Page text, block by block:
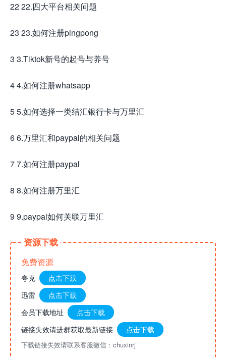
22 22.四大平台相关问题
23 23.如何注册pingpong
3 3.Tiktok新号的起号与养号
4 4.如何注册whatsapp
5 5.如何选择一类结汇银行卡与万里汇
6 6.万里汇和paypal的相关问题
7 7.如何注册paypal
8 8.如何注册万里汇
9 9.paypal如何关联万里汇
资源下载
免费资源
夸克
点击下载
迅雷
点击下载
会员下载地址
点击下载
链接失效请进群获取最新链接
点击下载
下载链接失效请联系客服微信：chuxinrj